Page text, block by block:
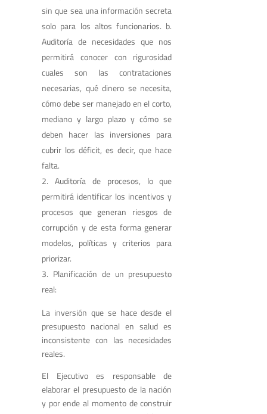
sin que sea una información secreta
solo para los altos funcionarios. b.
Auditoría de necesidades que nos
permitirá conocer con rigurosidad
cuales son las contrataciones
necesarias, qué dinero se necesita,
cómo debe ser manejado en el corto,
mediano y largo plazo y cómo se
deben hacer las inversiones para
cubrir los déficit, es decir, que hace
falta.
Auditoría de procesos, lo que
permitirá identificar los incentivos y
procesos que generan riesgos de
corrupción y de esta forma generar
modelos, políticas y criterios para
priorizar.
Planificación de un presupuesto
real:
La inversión que se hace desde el
presupuesto nacional en salud es
inconsistente con las necesidades
reales.
El Ejecutivo es responsable de
elaborar el presupuesto de la nación
y por ende al momento de construir